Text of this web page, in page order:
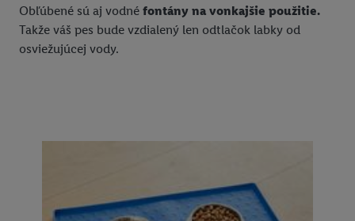
Obľúbené sú aj vodné fontány na vonkajšie použitie.
Takže váš pes bude vzdialený len odtlačok labky od
osviežujúcej vody.